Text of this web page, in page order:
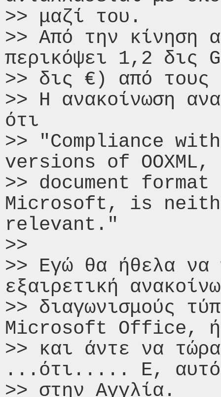
>> μαζί του.
>> Από την κίνηση
περικόψει 1,2 δις
>> δις €) από τους
>> Η ανακοίνωση
ότι
>> "Compliance
versions of
>> document format
Microsoft, is
relevant."
>>
>> Εγώ θα ήθελα να
εξαιρετική
>> διαγωνισμούς
Microsoft Office, ή
>> και άντε να
...ότι..... Ε, αυτό
>> στην Αγγλία.